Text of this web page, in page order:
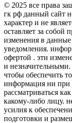
© 2025 все права
гк рф данный сайт
характер и не
оставляет за собой
изменения в
уведомления.
офертой . эти
и
чтобы обеспечить
информация ни при
рассматриваться
какому-либо лицу.
усилия к
подготовки и